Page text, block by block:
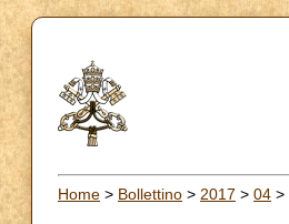
Home > Bollettino > 2017 > 04 >